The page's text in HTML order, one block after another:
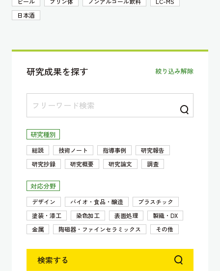
日本酒
研究成果を探す 絞り込み解除
研究種別
総説 技術ノート 指導事例
研究報告
研究抄録
研究概要 研究論文 調査
対応分野
デザイン バイオ・食品・醸造
プラスチック
塗装・漆工
染色加工 表面処理
製織・DX
金属
陶磁器・ファインセラミックス その他
検索する